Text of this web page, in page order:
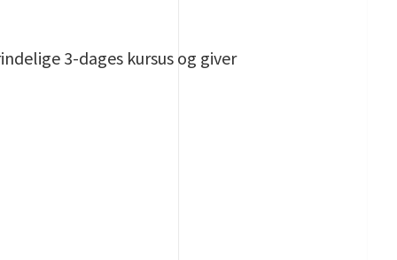
3-dages kursus og giver